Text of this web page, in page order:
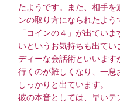
たようです。また、相手を
ンの取り方になられたよ
「コインの４」が出てい
いというお気持ちも出て
ディーな会話術といいます
行くのが難しくなり、一息
しっかりと出ています。
彼の本音としては、早いテ